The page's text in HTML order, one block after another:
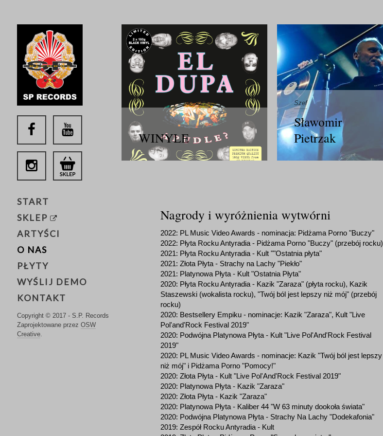
START
SKLEP
ARTYŚCI
O NAS
PŁYTY
WYŚLIJ DEMO
KONTAKT
Copyright © 2017 - S.P. Records
Zaprojektowane przez OSW
Creative.
WINYLE
Szef
Sławomir
Pietrzak
Nagrody i wyróżnienia wytwórni
2022: PL Music Video Awards - nominacja: Pidżama Porno "Buczy"
2022: Płyta Rocku Antyradia - Pidżama Porno "Buczy" (przebój rocku)
2021: Płyta Rocku Antyradia - Kult ""Ostatnia płyta"
2021: Złota Płyta - Strachy na Lachy "Piekło"
2021: Platynowa Płyta - Kult "Ostatnia Płyta"
2020: Płyta Rocku Antyradia - Kazik "Zaraza" (płyta rocku), Kazik
Staszewski (wokalista rocku), "Twój ból jest lepszy niż mój" (przebój
rocku)
2020: Bestsellery Empiku - nominacje: Kazik "Zaraza", Kult "Live
Pol'and'Rock Festival 2019"
2020: Podwójna Platynowa Płyta - Kult "Live Pol'And'Rock Festival
2019"
2020: PL Music Video Awards - nominacje: Kazik "Twój ból jest lepszy
niż mój" i Pidżama Porno "Pomocy!"
2020: Złota Płyta - Kult "Live Pol'And'Rock Festival 2019"
2020: Platynowa Płyta - Kazik "Zaraza"
2020: Złota Płyta - Kazik "Zaraza"
2020: Platynowa Płyta - Kaliber 44 "W 63 minuty dookoła świata"
2020: Podwójna Platynowa Płyta - Strachy Na Lachy "Dodekafonia"
2019: Zespół Rocku Antyradia - Kult